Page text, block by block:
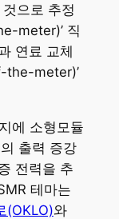
으로 추정
meter)’ 직
연료 교체
the-meter)’
에 소형모듈
출력 증강
전력을 추
테마는
(OKLO)와